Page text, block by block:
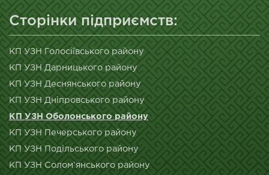
Сторінки підприємств:
КП УЗН Голосіївського району
КП УЗН Дарницького району
КП УЗН Деснянського району
КП УЗН Дніпровського району
КП УЗН Оболонського району
КП УЗН Печерського району
КП УЗН Подільського району
КП УЗН Солом’янського району